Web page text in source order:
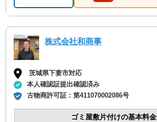
株式会社和商事
茨城県下妻市対応
本人確認証提出確認済み
古物商許可証：第411070002086号
ゴミ屋敷片付けの基本料金